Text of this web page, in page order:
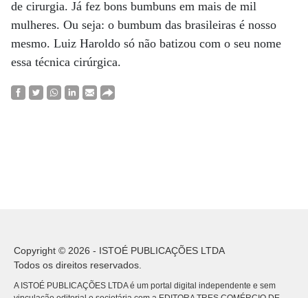
de cirurgia. Já fez bons bumbuns em mais de mil
mulheres. Ou seja: o bumbum das brasileiras é nosso
mesmo. Luiz Haroldo só não batizou com o seu nome
essa técnica cirúrgica.
Copyright © 2026 - ISTOÉ PUBLICAÇÕES LTDA
Todos os direitos reservados.
A ISTOÉ PUBLICAÇÕES LTDA é um portal digital independente e sem